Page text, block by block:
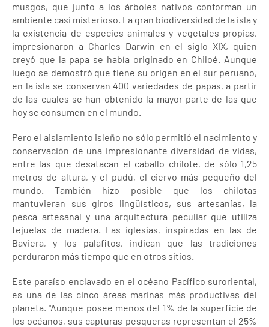
musgos, que junto a los árboles nativos conforman un
ambiente casi misterioso. La gran biodiversidad de la isla y
la existencia de especies animales y vegetales propias,
impresionaron a Charles Darwin en el siglo XIX, quien
creyó que la papa se había originado en Chiloé. Aunque
luego se demostró que tiene su origen en el sur peruano,
en la isla se conservan 400 variedades de papas, a partir
de las cuales se han obtenido la mayor parte de las que
hoy se consumen en el mundo.
Pero el aislamiento isleño no sólo permitió el nacimiento y
conservación de una impresionante diversidad de vidas,
entre las que desatacan el caballo chilote, de sólo 1,25
metros de altura, y el pudú, el ciervo más pequeño del
mundo. También hizo posible que los chilotas
mantuvieran sus giros lingüísticos, sus artesanías, la
pesca artesanal y una arquitectura peculiar que utiliza
tejuelas de madera. Las iglesias, inspiradas en las de
Baviera, y los palafitos, indican que las tradiciones
perduraron más tiempo que en otros sitios.
Este paraíso enclavado en el océano Pacífico suroriental,
es una de las cinco áreas marinas más productivas del
planeta. "Aunque posee menos del 1% de la superficie de
los océanos, sus capturas pesqueras representan el 25%